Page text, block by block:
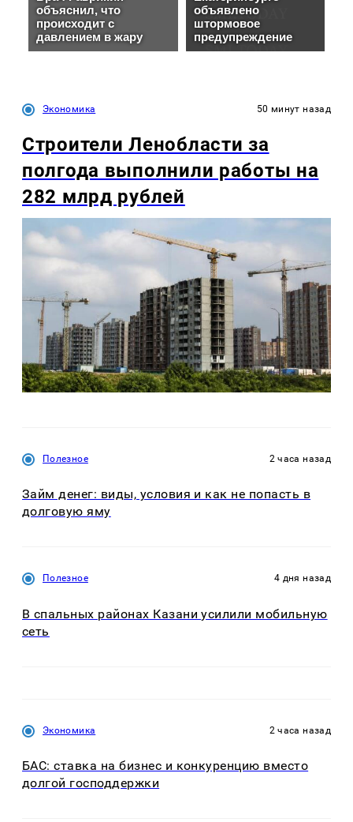
Экономика 50 минут назад
Строители Ленобласти за
полгода выполнили работы на
282 млрд рублей
Полезное 2 часа назад
Займ денег: виды, условия и как не попасть в
долговую яму
Полезное 4 дня назад
В спальных районах Казани усилили мобильную
сеть
Экономика 2 часа назад
БАС: ставка на бизнес и конкуренцию вместо
долгой господдержки